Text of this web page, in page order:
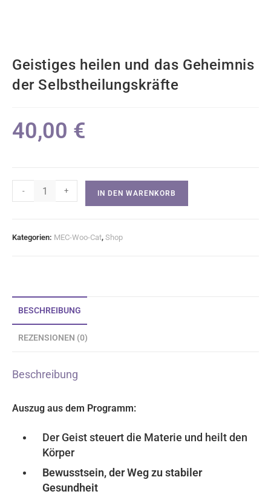
Geistiges heilen und das Geheimnis
der Selbstheilungskräfte
40,00 €
- + IN DEN WARENKORB
Kategorien: MEC-Woo-Cat, Shop
BESCHREIBUNG
REZENSIONEN (0)
Beschreibung
Auszug aus dem Programm:
Der Geist steuert die Materie und heilt den
Körper
Bewusstsein, der Weg zu stabiler
Gesundheit